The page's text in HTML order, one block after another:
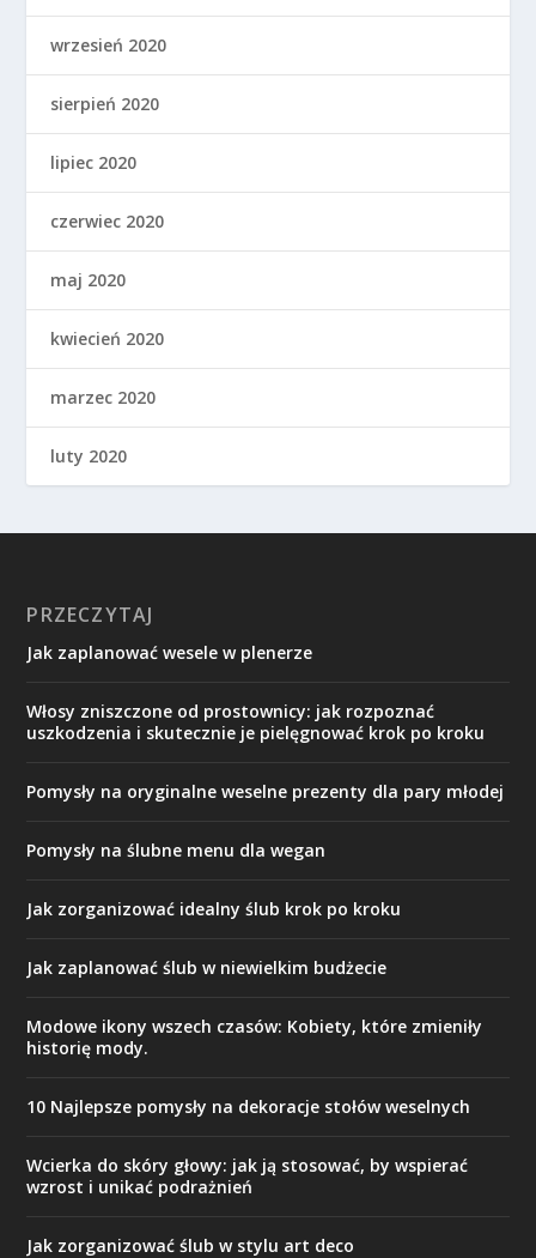
wrzesień 2020
sierpień 2020
lipiec 2020
czerwiec 2020
maj 2020
kwiecień 2020
marzec 2020
luty 2020
PRZECZYTAJ
Jak zaplanować wesele w plenerze
Włosy zniszczone od prostownicy: jak rozpoznać
uszkodzenia i skutecznie je pielęgnować krok po kroku
Pomysły na oryginalne weselne prezenty dla pary młodej
Pomysły na ślubne menu dla wegan
Jak zorganizować idealny ślub krok po kroku
Jak zaplanować ślub w niewielkim budżecie
Modowe ikony wszech czasów: Kobiety, które zmieniły
historię mody.
10 Najlepsze pomysły na dekoracje stołów weselnych
Wcierka do skóry głowy: jak ją stosować, by wspierać
wzrost i unikać podrażnień
Jak zorganizować ślub w stylu art deco